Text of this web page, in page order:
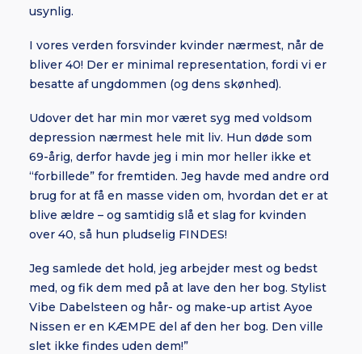
usynlig.
I vores verden forsvinder kvinder nærmest, når de
bliver 40! Der er minimal representation, fordi vi er
besatte af ungdommen (og dens skønhed).
Udover det har min mor været syg med voldsom
depression nærmest hele mit liv. Hun døde som
69-årig, derfor havde jeg i min mor heller ikke et
“forbillede” for fremtiden. Jeg havde med andre ord
brug for at få en masse viden om, hvordan det er at
blive ældre – og samtidig slå et slag for kvinden
over 40, så hun pludselig FINDES!
Jeg samlede det hold, jeg arbejder mest og bedst
med, og fik dem med på at lave den her bog. Stylist
Vibe Dabelsteen og hår- og make-up artist Ayoe
Nissen er en KÆMPE del af den her bog. Den ville
slet ikke findes uden dem!”